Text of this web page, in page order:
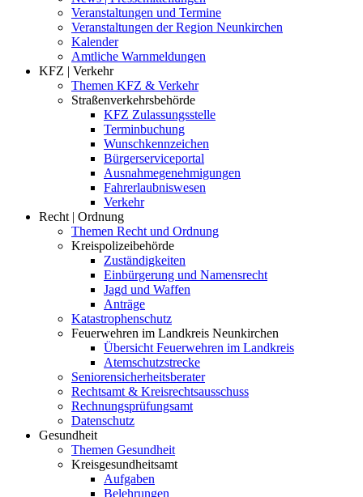
Veranstaltungen und Termine
Veranstaltungen der Region Neunkirchen
Kalender
Amtliche Warnmeldungen
KFZ | Verkehr
Themen KFZ & Verkehr
Straßenverkehrsbehörde
KFZ Zulassungsstelle
Terminbuchung
Wunschkennzeichen
Bürgerserviceportal
Ausnahmegenehmigungen
Fahrerlaubniswesen
Verkehr
Recht | Ordnung
Themen Recht und Ordnung
Kreispolizeibehörde
Zuständigkeiten
Einbürgerung und Namensrecht
Jagd und Waffen
Anträge
Katastrophenschutz
Feuerwehren im Landkreis Neunkirchen
Übersicht Feuerwehren im Landkreis
Atemschutzstrecke
Seniorensicherheitsberater
Rechtsamt & Kreisrechtsausschuss
Rechnungsprüfungsamt
Datenschutz
Gesundheit
Themen Gesundheit
Kreisgesundheitsamt
Aufgaben
Belehrungen